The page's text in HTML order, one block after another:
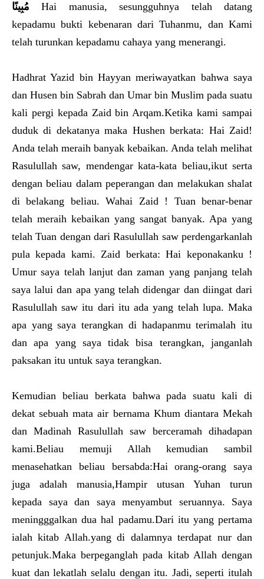
مُبِينًا Hai manusia, sesungguhnya telah datang
kepadamu bukti kebenaran dari Tuhanmu, dan Kami
telah turunkan kepadamu cahaya yang menerangi.
Hadhrat Yazid bin Hayyan meriwayatkan bahwa saya
dan Husen bin Sabrah dan Umar bin Muslim pada suatu
kali pergi kepada Zaid bin Arqam.Ketika kami sampai
duduk di dekatanya maka Hushen berkata: Hai Zaid!
Anda telah meraih banyak kebaikan. Anda telah melihat
Rasulullah saw, mendengar kata-kata beliau,ikut serta
dengan beliau dalam peperangan dan melakukan shalat
di belakang beliau. Wahai Zaid ! Tuan benar-benar
telah meraih kebaikan yang sangat banyak. Apa yang
telah Tuan dengan dari Rasulullah saw perdengarkanlah
pula kepada kami. Zaid berkata: Hai keponakanku !
Umur saya telah lanjut dan zaman yang panjang telah
saya lalui dan apa yang telah didengar dan diingat dari
Rasulullah saw itu dari itu ada yang telah lupa. Maka
apa yang saya terangkan di hadapanmu terimalah itu
dan apa yang saya tidak bisa terangkan, janganlah
paksakan itu untuk saya terangkan.
Kemudian beliau berkata bahwa pada suatu kali di
dekat sebuah mata air bernama Khum diantara Mekah
dan Madinah Rasulullah saw berceramah dihadapan
kami.Beliau memuji Allah kemudian sambil
menasehatkan beliau bersabda:Hai orang-orang saya
juga adalah manusia,Hampir utusan Yuhan turun
kepada saya dan saya menyambut seruannya. Saya
meningggalkan dua hal padamu.Dari itu yang pertama
ialah kitab Allah.yang di dalamnya terdapat nur dan
petunjuk.Maka berpeganglah pada kitab Allah dengan
kuat dan lekatlah selalu dengan itu. Jadi, seperti itulah